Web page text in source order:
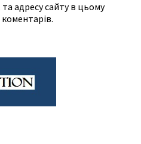
адресу сайту в цьому